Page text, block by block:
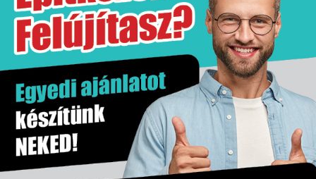
Értékesítési egység doboz
Fagyálló Nem
Stn
Hatás Kő hatás
Kiszerelés 1.62 m2
Mennyiségi egység m2
Méret 300×600 mm